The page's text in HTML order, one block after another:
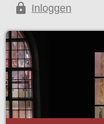
lock Inloggen